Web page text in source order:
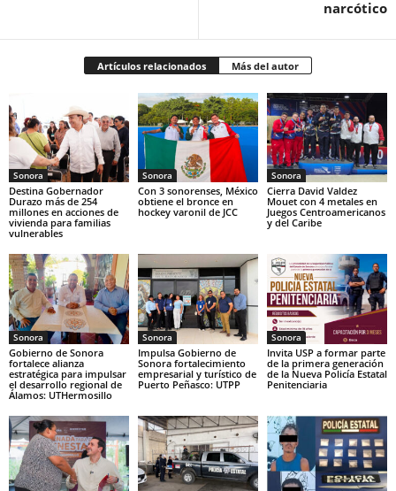
narcótico
Artículos relacionados Más del autor
Sonora
Destina Gobernador
Durazo más de 254
millones en acciones de
vivienda para familias
vulnerables
Sonora
Con 3 sonorenses, México
obtiene el bronce en
hockey varonil de JCC
Sonora
Cierra David Valdez
Mouet con 4 metales en
Juegos Centroamericanos
y del Caribe
Sonora
Gobierno de Sonora
fortalece alianza
estratégica para impulsar
el desarrollo regional de
Álamos: UTHermosillo
Sonora
Impulsa Gobierno de
Sonora fortalecimiento
empresarial y turístico de
Puerto Peñasco: UTPP
Sonora
Invita USP a formar parte
de la primera generación
de la Nueva Policía Estatal
Penitenciaria